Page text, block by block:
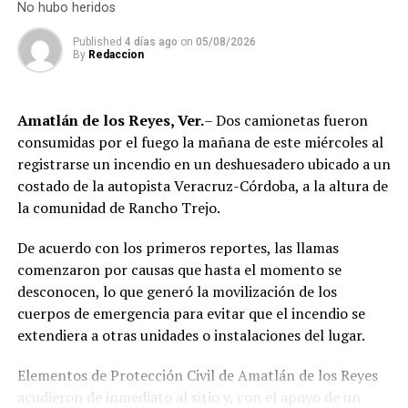
normal.
dosis de droga presuntamente destinadas al
narcomenudeo, por lo que los policías fueron
asegurados y puestos a disposición de la Fiscalía
Regional para el inicio de las investigaciones
Tras varios meses de proceso penal, el juez consideró
acreditada la responsabilidad de Anselmo “N”, Jesús “N”,
Diego “N”, Lauro Arturo “N”, Dana Natalia “N” y
Bonifacio “N”, imponiéndoles una pena de cuatro años y
nueve meses de prisión.
Los ahora sentenciados formaban parte de la Policía
Municipal de Coscomatepec durante la administración
del alcalde de Movimiento Ciudadano, Armando Reyes
Muñoz, y permanecerán recluidos en el Centro de
Reinserción Social de Mediana Seguridad de La Toma, en
Amatlán de los Reyes, donde cumplirán la condena.
No hubo heridos
Published 4 días ago on 05/08/2026
By Redaccion
Amatlán de los Reyes, Ver.– Dos camionetas fueron
consumidas por el fuego la mañana de este miércoles al
registrarse un incendio en un deshuesadero ubicado a un
costado de la autopista Veracruz-Córdoba, a la altura de
la comunidad de Rancho Trejo.
De acuerdo con los primeros reportes, las llamas
comenzaron por causas que hasta el momento se
desconocen, lo que generó la movilización de los
cuerpos de emergencia para evitar que el incendio se
extendiera a otras unidades o instalaciones del lugar.
Elementos de Protección Civil de Amatlán de los Reyes
acudieron de inmediato al sitio y, con el apoyo de un